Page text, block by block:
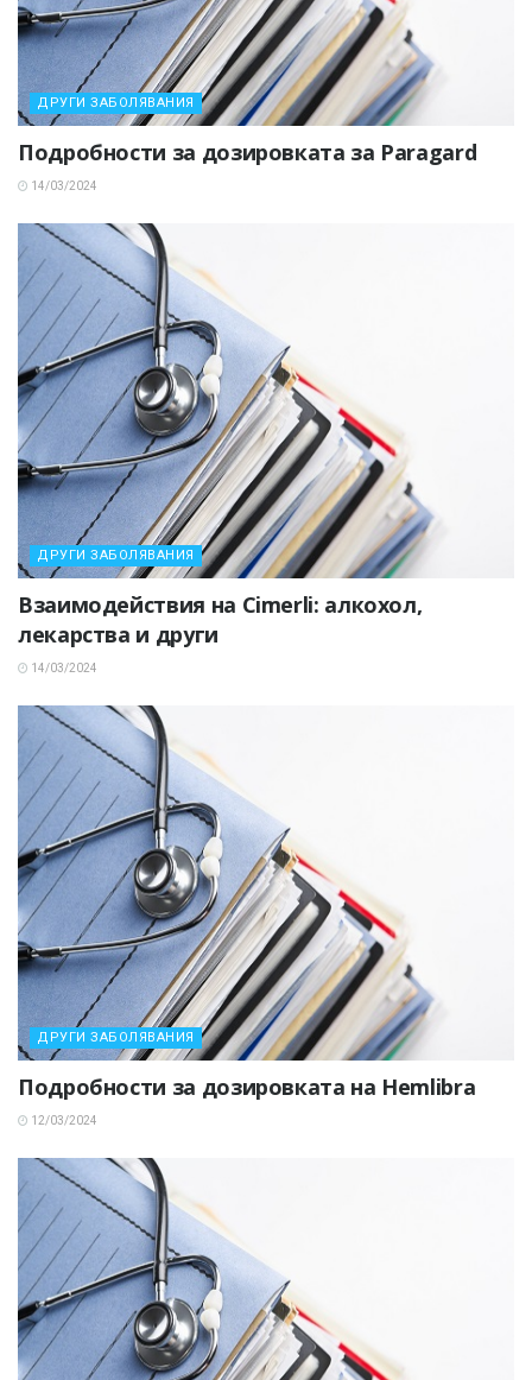
ДРУГИ ЗАБОЛЯВАНИЯ
Подробности за дозировката за Paragard
14/03/2024
ДРУГИ ЗАБОЛЯВАНИЯ
Взаимодействия на Cimerli: алкохол,
лекарства и други
14/03/2024
ДРУГИ ЗАБОЛЯВАНИЯ
Подробности за дозировката на Hemlibra
12/03/2024